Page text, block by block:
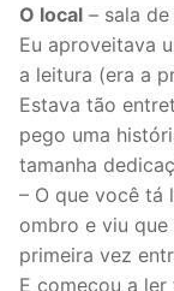
O local – sala
Eu aproveitava
a leitura (era a
Estava tão
pego uma
tamanha
– O que você tá
ombro e viu que
primeira vez
E começou a ler